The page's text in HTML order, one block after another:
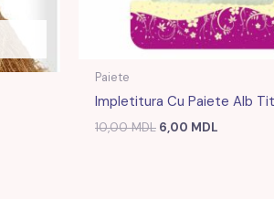
Paiete
Impletitura Cu Paiete Alb
10,00MDL 6,00 MDL